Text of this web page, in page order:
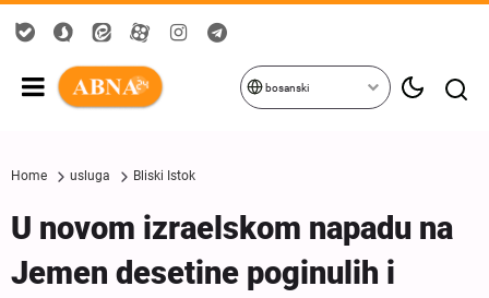
bosanski
Home usluga Bliski Istok
U novom izraelskom napadu na
Jemen desetine poginulih i